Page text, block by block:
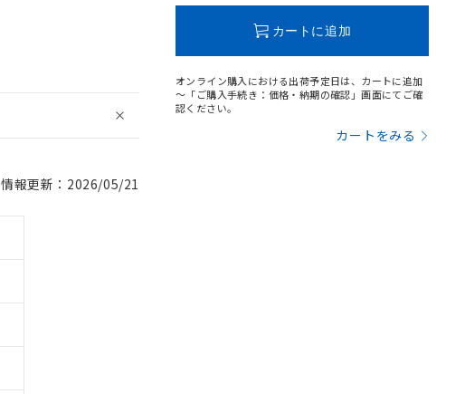
情報更新：2026/05/21
カートに追加
オンライン購入における出荷予定日は、カートに追加
～「ご購入手続き：価格・納期の確認」画面にてご確
認ください。
カートをみる